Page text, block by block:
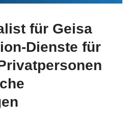
für Geisa
Dienste für